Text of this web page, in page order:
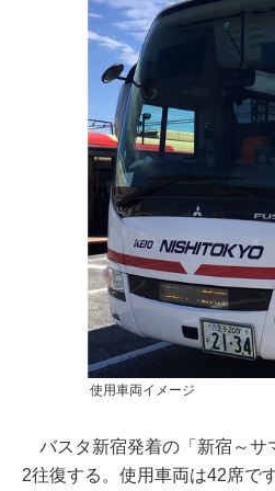
使用車両イメージ
バスタ新宿発着の「新宿～サ
2往復する。使用車両は42席で